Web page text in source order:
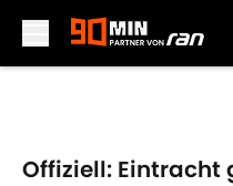
Offiziell: Eintracht